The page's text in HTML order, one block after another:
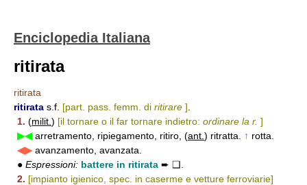
Enciclopedia Italiana
ritirata
ritirata
ritirata s.f. [part. pass. femm. di ritirare ]
1. (milit. ) [il tornare o il far tornare indietro: ordinare la r. ]
▶◀arretramento, ripiegamento, ritiro, (ant. ) ritratta. ↑ rotta.
◀▶avanzamento, avanzata.
● Espressioni: battere in ritirata ➨ ❑.
2. [impianto igienico, spec. in caserme e vetture ferroviarie]